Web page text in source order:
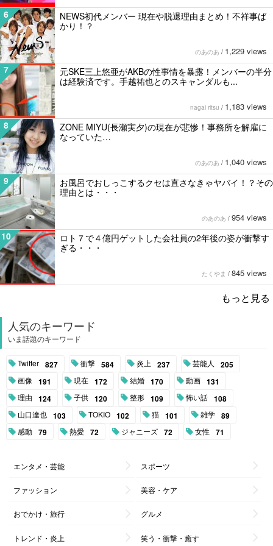
6
NEWS初代メンバー 現在や脱退理由まとめ！不祥事ば
かり！？
のあのあ / 1,229 views
7
元SKE三上悠亜がAKBの性事情を暴露！メンバーの半分
は経験済です。手越祐也とのスキャンダルも...
nagai ritsu / 1,183 views
8
ZONE MIYU(長瀬実夕)の現在が悲惨！事務所を解雇に
なっていた…
のあのあ / 1,040 views
9
お風呂でおしっこするクセは直さなきゃヤバイ！？その
理由とは・・・
のあのあ / 954 views
10
ロト７で４億円ゲットした会社員の2年後の姿が衝撃す
ぎる・・・
たくやま / 845 views
もっと見る
人気のキーワード
いま話題のキーワード
Twitter 827 衝撃 584 炎上 237 芸能人 205
画像 191 現在 172 結婚 170 動画 131
理由 124 子供 120 整形 109 怖い話 108
山口達也 103 TOKIO 102 猫 101 雑学 89
感動 79 熱愛 72 ジャニーズ 72 女性 71
エンタメ・芸能 スポーツ
ファッション 美容・ケア
おでかけ・旅行 グルメ
トレンド・炎上 笑う・衝撃・癒す